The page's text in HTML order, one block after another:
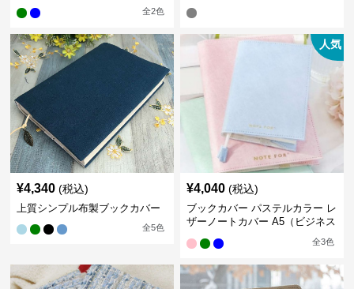
全2色
¥4,340 (税込)
上質シンプル布製ブックカバー
全5色
人気
¥4,040 (税込)
ブックカバー パステルカラー レ
ザーノートカバー A5（ビジネス
全3色